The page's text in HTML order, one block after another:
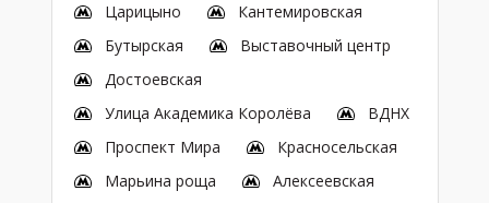
Царицыно
Кантемировская
Бутырская
Выставочный центр
Достоевская
Улица Академика Королёва
ВДНХ
Проспект Мира
Красносельская
Марьина роща
Алексеевская